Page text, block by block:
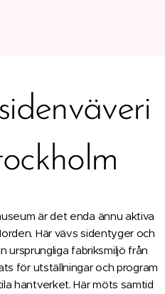
är det enda ännu aktiva
Här vävs sidentyger och
ursprungliga fabriksmiljö från
för utställningar och program
hantverket. Här möts samtid